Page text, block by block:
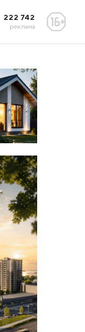
222 742
реклама